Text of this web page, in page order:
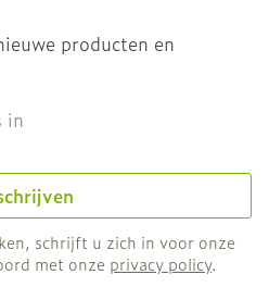
producten en
schrijft u zich in voor onze
met onze privacy policy.